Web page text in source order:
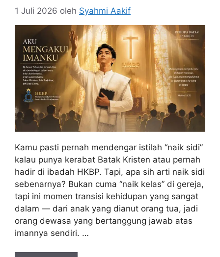
1 Juli 2026 oleh Syahmi Aakif
Kamu pasti pernah mendengar istilah “naik sidi”
kalau punya kerabat Batak Kristen atau pernah
hadir di ibadah HKBP. Tapi, apa sih arti naik sidi
sebenarnya? Bukan cuma “naik kelas” di gereja,
tapi ini momen transisi kehidupan yang sangat
dalam — dari anak yang dianut orang tua, jadi
orang dewasa yang bertanggung jawab atas
imannya sendiri. …